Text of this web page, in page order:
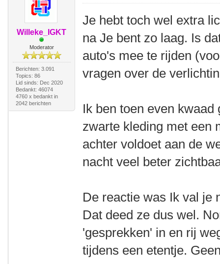
Willeke_IGKT
Moderator
Berichten: 3.091
Topics: 86
Lid sinds: Dec 2020
Bedankt: 46074
4760 x bedankt in
2042 berichten
Je hebt toch wel extra
na Je bent zo laag. Is
auto's mee te rijden
vragen over de
Ik ben toen even
zwarte kleding met een
achter voldoet aan de
nacht veel beter
De reactie was Ik val je
Dat deed ze dus wel.
'gesprekken' in en rij
tijdens een etentje.